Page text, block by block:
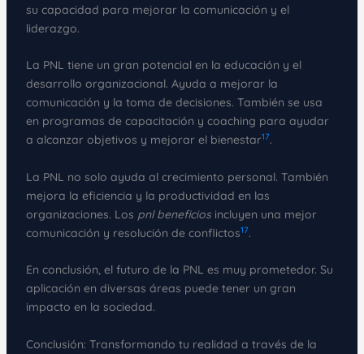
su capacidad para mejorar la comunicación y el
liderazgo.
La PNL tiene un gran potencial en la educación y el
desarrollo organizacional. Ayuda a mejorar la
comunicación y la toma de decisiones. También se usa
en programas de capacitación y coaching para ayudar
a alcanzar objetivos y mejorar el bienestar17.
La PNL no solo ayuda al crecimiento personal. También
mejora la eficiencia y la productividad en las
organizaciones. Los pnl beneficiosincluyen una mejor
comunicación y resolución de conflictos17.
En conclusión, el futuro de la PNL es muy prometedor. Su
aplicación en diversas áreas puede tener un gran
impacto en la sociedad.
Conclusión: Transformando tu realidad a través de la